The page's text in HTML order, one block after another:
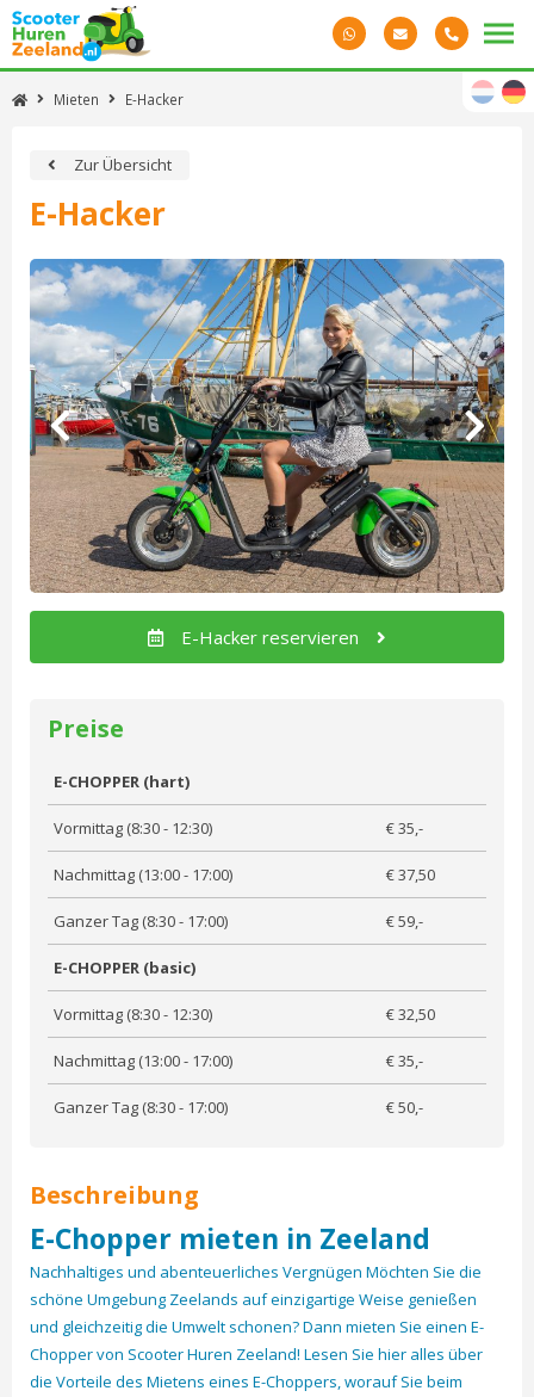
Mieten E-Hacker
Zur Übersicht
E-Hacker
E-Hacker reservieren
Preise
E-CHOPPER (hart)
Vormittag (8:30 - 12:30) € 35,-
Nachmittag (13:00 - 17:00) € 37,50
Ganzer Tag (8:30 - 17:00) € 59,-
E-CHOPPER (basic)
Vormittag (8:30 - 12:30) € 32,50
Nachmittag (13:00 - 17:00) € 35,-
Ganzer Tag (8:30 - 17:00) € 50,-
Beschreibung
E-Chopper mieten in Zeeland
Nachhaltiges und abenteuerliches Vergnügen Möchten Sie die
schöne Umgebung Zeelands auf einzigartige Weise genießen
und gleichzeitig die Umwelt schonen? Dann mieten Sie einen E-
Chopper von Scooter Huren Zeeland! Lesen Sie hier alles über
die Vorteile des Mietens eines E-Choppers, worauf Sie beim